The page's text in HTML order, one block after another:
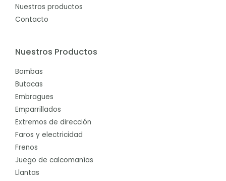
Nuestros productos
Contacto
Nuestros Productos
Bombas
Butacas
Embragues
Emparrillados
Extremos de dirección
Faros y electricidad
Frenos
Juego de calcomanías
Llantas